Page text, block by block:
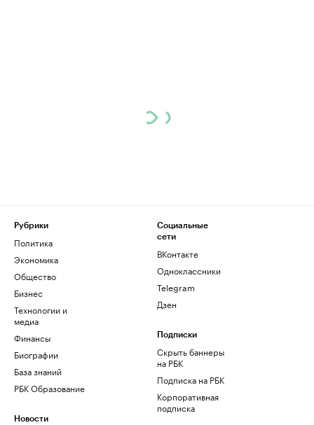
Рубрики
Политика
Экономика
Общество
Бизнес
Технологии и
медиа
Финансы
Биографии
База знаний
РБК Образование
Новости
Социальные
сети
ВКонтакте
Одноклассники
Telegram
Дзен
Подписки
Скрыть баннеры
на РБК
Подписка на РБК
Корпоративная
подписка